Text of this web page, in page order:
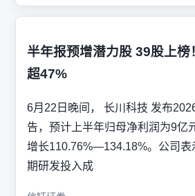
半年报预增潜力股 39股上榜
超47%
6月22日晚间， 长川科技 发布
告，预计上半年归母净利润为9亿
增长110.76%—134.18%。公司表
期研发投入成